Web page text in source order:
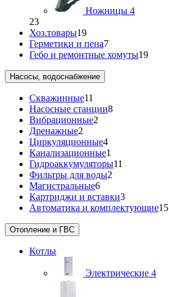
Ножницы 4
23
Хоз.товары19
Герметики и пена7
Гебо и ремонтные хомуты19
Насосы, водоснабжение
Скважинные11
Насосные станции8
Вибрационные2
Дренажные2
Циркуляционные4
Канализационные1
Гидроаккумуляторы11
Фильтры для воды2
Магистральные6
Картриджи и вставки3
Автоматика и комплектующие15
Отопление и ГВС
Котлы
Электрические 4